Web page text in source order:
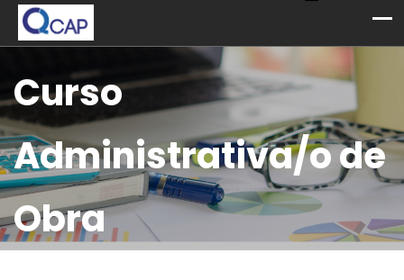
Curso
Administrativa/o de
Obra